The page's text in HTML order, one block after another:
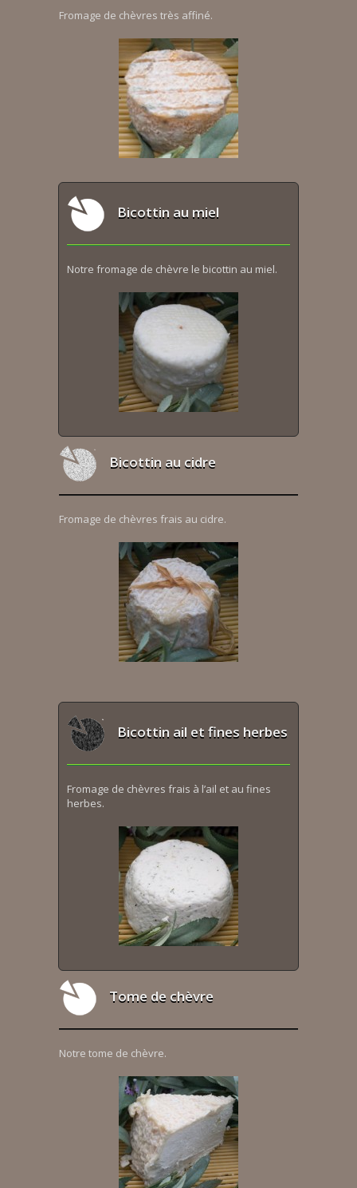
Fromage de chèvres très affiné.
Bicottin au miel
Notre fromage de chèvre le bicottin au miel.
Bicottin au cidre
Fromage de chèvres frais au cidre.
Bicottin ail et fines herbes
Fromage de chèvres frais à l’ail et au fines
herbes.
Tome de chèvre
Notre tome de chèvre.